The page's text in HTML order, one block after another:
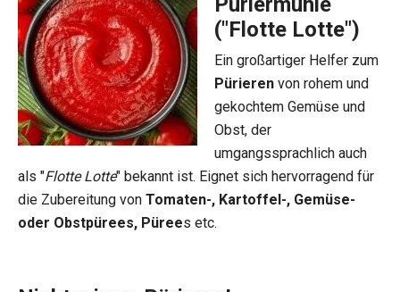
("Flotte Lotte")
Ein großartiger Helfer zum
Pürieren von rohem und
gekochtem Gemüse und
Obst, der
umgangssprachlich auch
als "Flotte Lotte" bekannt ist. Eignet sich hervorragend für
die Zubereitung von Tomaten-, Kartoffel-, Gemüse-
oder Obstpürees, Pürees etc.